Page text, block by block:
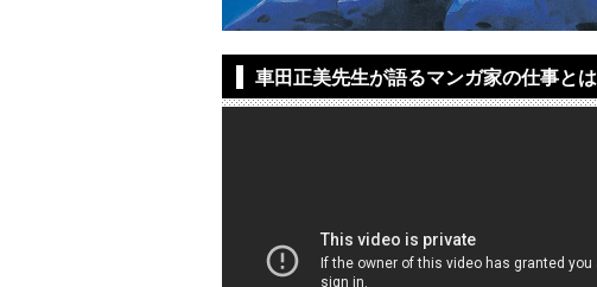
車田正美先生が語るマンガ家の仕事とは